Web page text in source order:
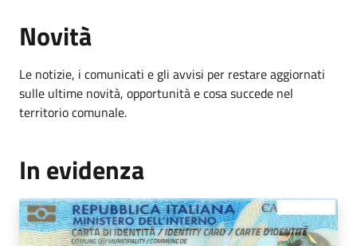
Novità
Le notizie, i comunicati e gli avvisi per restare aggiornati
sulle ultime novità, opportunità e cosa succede nel
territorio comunale.
In evidenza